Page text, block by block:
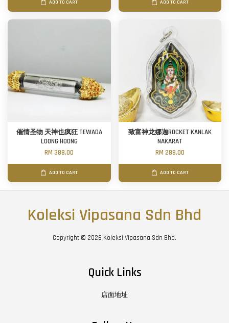
ADD TO CART ADD TO CART
催情圣物 天神也疯狂 TEWADA
LOONG HOONG
RM 388.00
ADD TO CART
致富神龙娜迦ROCKET KANLAK
NAKARAT
RM 288.00
ADD TO CART
Koleksi Vipasana Sdn Bhd
Copyright © 2026 Koleksi Vipasana Sdn Bhd.
Quick Links
店面地址